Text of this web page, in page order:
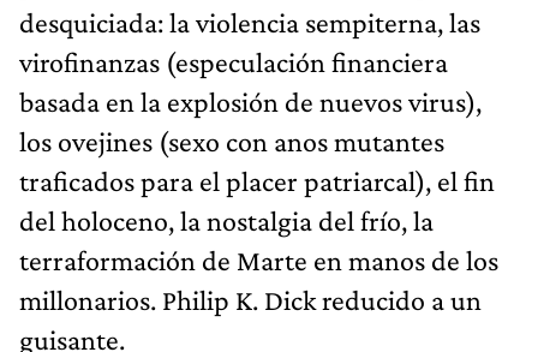
desquiciada: la violencia sempiterna, las
virofinanzas (especulación financiera
basada en la explosión de nuevos virus),
los ovejines (sexo con anos mutantes
traficados para el placer patriarcal), el fin
del holoceno, la nostalgia del frío, la
terraformación de Marte en manos de los
millonarios. Philip K. Dick reducido a un
guisante.